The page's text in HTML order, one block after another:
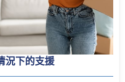
況下的支援